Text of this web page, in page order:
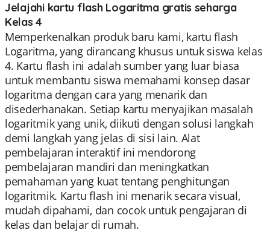
Jelajahi kartu flash Logaritma gratis seharga
Kelas 4
Memperkenalkan produk baru kami, kartu flash
Logaritma, yang dirancang khusus untuk siswa kelas
4. Kartu flash ini adalah sumber yang luar biasa
untuk membantu siswa memahami konsep dasar
logaritma dengan cara yang menarik dan
disederhanakan. Setiap kartu menyajikan masalah
logaritmik yang unik, diikuti dengan solusi langkah
demi langkah yang jelas di sisi lain. Alat
pembelajaran interaktif ini mendorong
pembelajaran mandiri dan meningkatkan
pemahaman yang kuat tentang penghitungan
logaritmik. Kartu flash ini menarik secara visual,
mudah dipahami, dan cocok untuk pengajaran di
kelas dan belajar di rumah.